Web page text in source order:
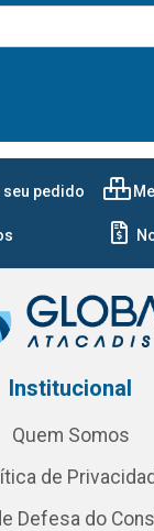
pedido
Institucional
Quem Somos
de
Defesa do